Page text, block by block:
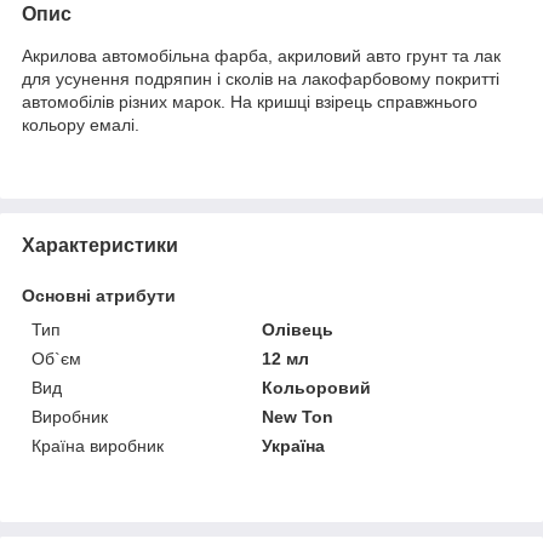
Опис
Акрилова автомобільна фарба, акриловий авто грунт та лак
для усунення подряпин і сколів на лакофарбовому покритті
автомобілів різних марок. На кришці взірець справжнього
кольору емалі.
Характеристики
Основні атрибути
Тип
Олівець
Об`єм
12 мл
Вид
Кольоровий
Виробник
New Ton
Країна виробник
Україна